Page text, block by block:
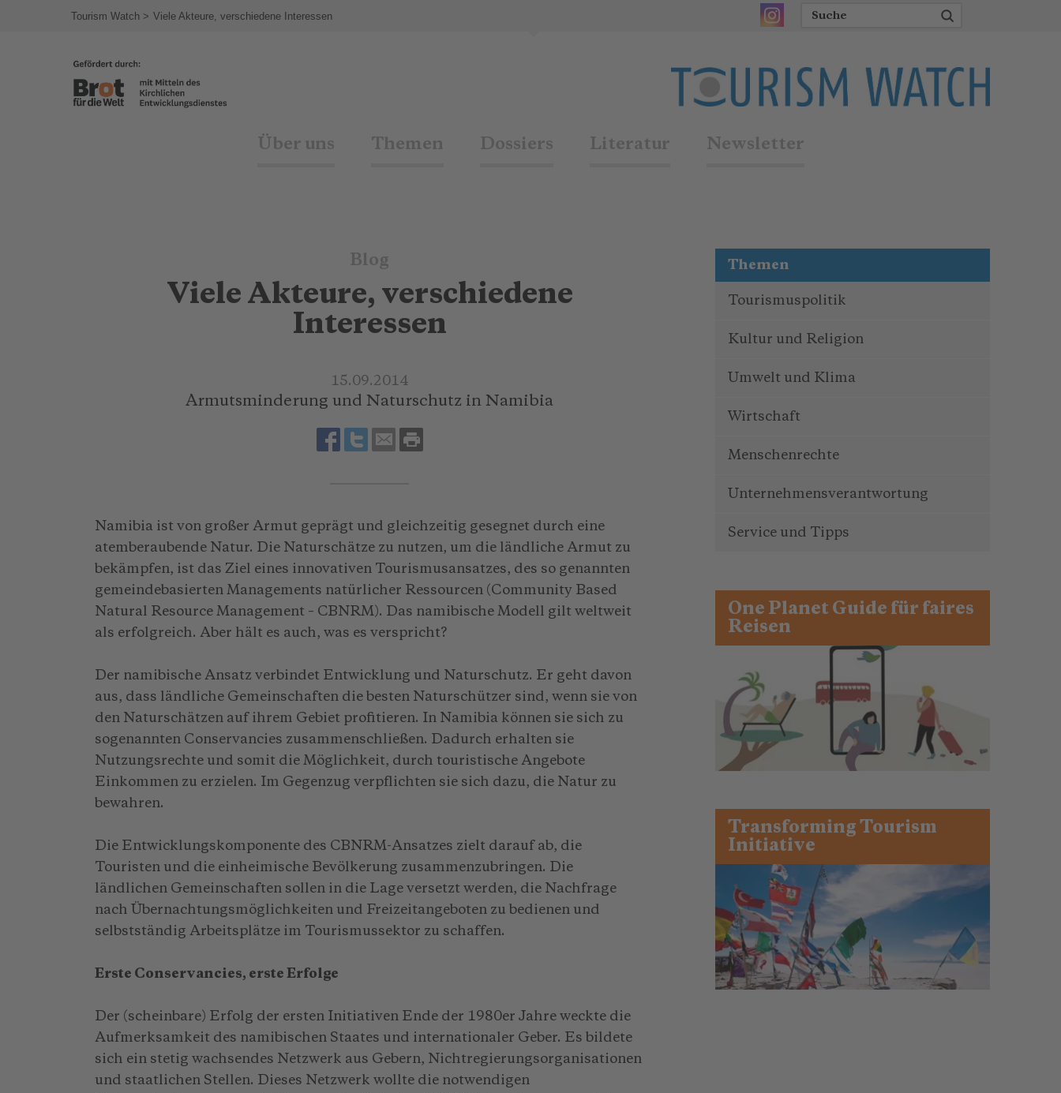
Tourism Watch Viele Akteure, verschiedene Interessen
Über uns Themen Dossiers Literatur Newsletter
Blog
Viele Akteure, verschiedene
Interessen
15.09.2014
Armutsminderung und Naturschutz in Namibia
Namibia ist von großer Armut geprägt und gleichzeitig gesegnet durch eine
atemberaubende Natur. Die Naturschätze zu nutzen, um die ländliche Armut zu
bekämpfen, ist das Ziel eines innovativen Tourismusansatzes, des so genannten
gemeindebasierten Managements natürlicher Ressourcen (Community Based
Natural Resource Management – CBNRM). Das namibische Modell gilt weltweit
als erfolgreich. Aber hält es auch, was es verspricht?
Der namibische Ansatz verbindet Entwicklung und Naturschutz. Er geht davon
aus, dass ländliche Gemeinschaften die besten Naturschützer sind, wenn sie von
den Naturschätzen auf ihrem Gebiet profitieren. In Namibia können sie sich zu
sogenannten Conservancies zusammenschließen. Dadurch erhalten sie
Nutzungsrechte und somit die Möglichkeit, durch touristische Angebote
Einkommen zu erzielen. Im Gegenzug verpflichten sie sich dazu, die Natur zu
bewahren.
Die Entwicklungskomponente des CBNRM-Ansatzes zielt darauf ab, die
Touristen und die einheimische Bevölkerung zusammenzubringen. Die
ländlichen Gemeinschaften sollen in die Lage versetzt werden, die Nachfrage
nach Übernachtungsmöglichkeiten und Freizeitangeboten zu bedienen und
selbstständig Arbeitsplätze im Tourismussektor zu schaffen.
Erste Conservancies, erste Erfolge
Der (scheinbare) Erfolg der ersten Initiativen Ende der 1980er Jahre weckte die
Aufmerksamkeit des namibischen Staates und internationaler Geber. Es bildete
sich ein stetig wachsendes Netzwerk aus Gebern, Nichtregierungsorganisationen
und staatlichen Stellen. Dieses Netzwerk wollte die notwendigen
Themen
Tourismuspolitik
Kultur und Religion
Umwelt und Klima
Wirtschaft
Menschenrechte
Unternehmensverantwortung
Service und Tipps
One Planet Guide für faires
Reisen
Transforming Tourism
Initiative